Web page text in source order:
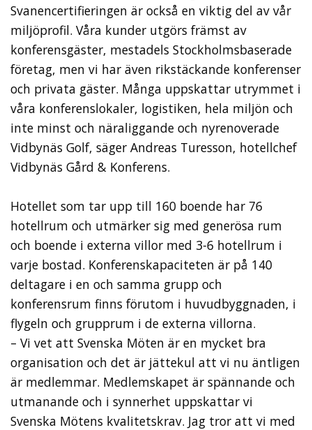
Svanencertifieringen är också en viktig del av vår
miljöprofil. Våra kunder utgörs främst av
konferensgäster, mestadels Stockholmsbaserade
företag, men vi har även rikstäckande konferenser
och privata gäster. Många uppskattar utrymmet i
våra konferenslokaler, logistiken, hela miljön och
inte minst och näraliggande och nyrenoverade
Vidbynäs Golf, säger Andreas Turesson, hotellchef
Vidbynäs Gård & Konferens.
Hotellet som tar upp till 160 boende har 76
hotellrum och utmärker sig med generösa rum
och boende i externa villor med 3-6 hotellrum i
varje bostad. Konferenskapaciteten är på 140
deltagare i en och samma grupp och
konferensrum finns förutom i huvudbyggnaden, i
flygeln och grupprum i de externa villorna.
– Vi vet att Svenska Möten är en mycket bra
organisation och det är jättekul att vi nu äntligen
är medlemmar. Medlemskapet är spännande och
utmanande och i synnerhet uppskattar vi
Svenska Mötens kvalitetskrav. Jag tror att vi med